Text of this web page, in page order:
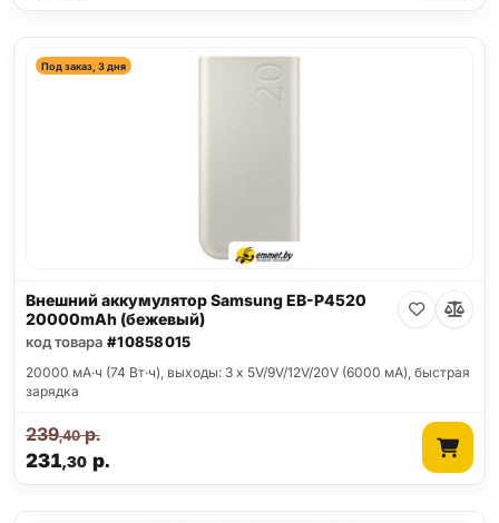
Под заказ, 3 дня
Внешний аккумулятор Samsung EB-P4520
20000mAh (бежевый)
код товара #10858015
20000 мА·ч (74 Вт·ч), выходы: 3 x 5V/9V/12V/20V (6000 мА), быстрая
зарядка
231,30р.
239,40р.